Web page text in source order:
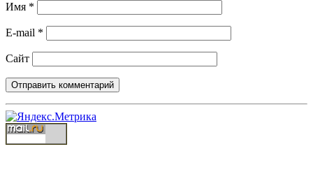
Имя *
E-mail *
Сайт